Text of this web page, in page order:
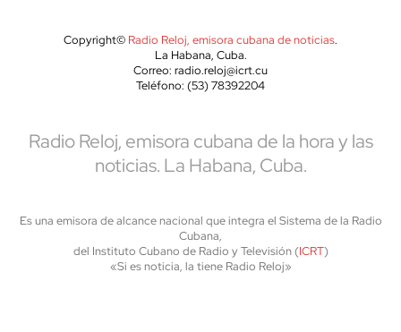
Copyright© Radio Reloj, emisora cubana de noticias.
La Habana, Cuba.
Correo: radio.reloj@icrt.cu
Teléfono: (53) 78392204
Radio Reloj, emisora cubana de la hora y las
noticias. La Habana, Cuba.
Es una emisora de alcance nacional que integra el Sistema de la Radio
Cubana,
del Instituto Cubano de Radio y Televisión (ICRT)
«Si es noticia, la tiene Radio Reloj»